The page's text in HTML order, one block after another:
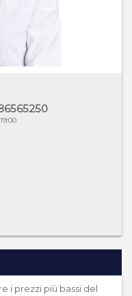
i prezzi più bassi del